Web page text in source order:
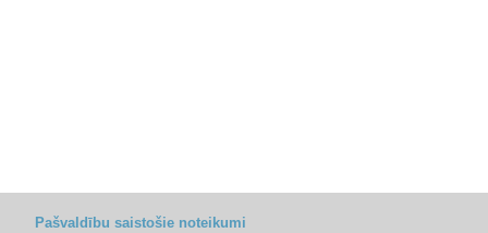
Pašvaldību saistošie noteikumi